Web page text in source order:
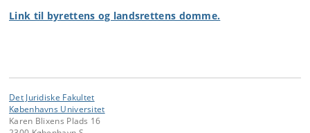
Link til byrettens og landsrettens domme.
Det Juridiske Fakultet
Københavns Universitet
Karen Blixens Plads 16